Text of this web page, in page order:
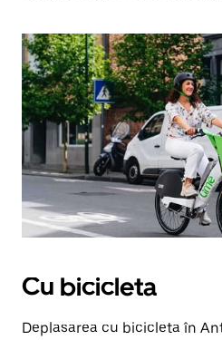
Cu bicicleta
Deplasarea cu bicicleta în